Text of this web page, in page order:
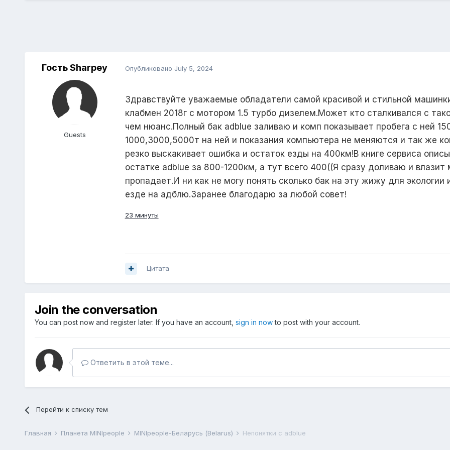
Гость Sharpey
Guests
Опубликовано July 5, 2024
Здравствуйте уважаемые обладатели самой красивой и стильной
клабмен 2018г с мотором 1.5 турбо дизелем.Может кто сталкивался с
чем нюанс.Полный бак adblue заливаю и комп показывает пробега с ней
1000,3000,5000т на ней и показания компьютера не меняются и так же
резко выскакивает ошибка и остаток езды на 400км!В книге сервиса
остатке adblue за 800-1200км, а тут всего 400((Я сразу доливаю и
пропадает.И ни как не могу понять сколько бак на эту жижу для
езде на адблю.Заранее благодарю за любой совет!
23 минуты
Цитата
Join the conversation
You can post now and register later. If you have an account, sign in nowto post with your account.
Ответить в этой теме...
Перейти к списку тем
Главная Планета MINIpeople MINIpeople-Беларусь (Belarus) Непонятки с adblue